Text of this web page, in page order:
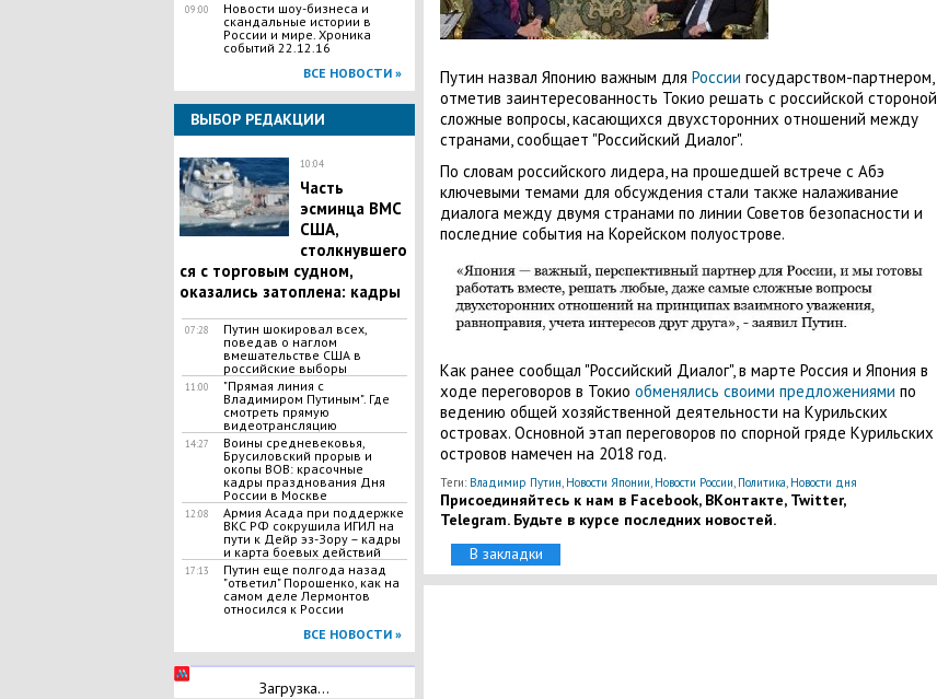
09:00
Новости шоу-бизнеса и
скандальные истории в
России и мире. Хроника
событий 22.12.16
ВСЕ НОВОСТИ »
ВЫБОР РЕДАКЦИИ
10:04
Часть
эсминца ВМС
США,
столкнувшего
ся с торговым судном,
оказались затоплена: кадры
07:28
Путин шокировал всех,
поведав о наглом
вмешательстве США в
российские выборы
11:00
"Прямая линия с
Владимиром Путиным". Где
смотреть прямую
видеотрансляцию
14:27
Воины средневековья,
Брусиловский прорыв и
окопы ВОВ: красочные
кадры празднования Дня
России в Москве
12:08
Армия Асада при поддержке
ВКС РФ сокрушила ИГИЛ на
пути к Дейр эз-Зору – кадры
и карта боевых действий
17:13
Путин еще полгода назад
"ответил" Порошенко, как на
самом деле Лермонтов
относился к России
ВСЕ НОВОСТИ »
Загрузка...
Путин назвал Японию важным для России государством-партнером,
отметив заинтересованность Токио решать с российской стороной
сложные вопросы, касающихся двухсторонних отношений между
странами, сообщает "Российский Диалог".
По словам российского лидера, на прошедшей встрече с Абэ
ключевыми темами для обсуждения стали также налаживание
диалога между двумя странами по линии Советов безопасности и
последние события на Корейском полуострове.
Как ранее сообщал "Российский Диалог", в марте Россия и Япония в
ходе переговоров в Токио обменялись своими предложениями по
ведению общей хозяйственной деятельности на Курильских
островах. Основной этап переговоров по спорной гряде Курильских
островов намечен на 2018 год.
Теги: Владимир Путин, Новости Японии, Новости России, Политика, Новости дня
Присоединяйтесь к нам в Facebook, ВКонтакте, Twitter,
Telegram. Будьте в курсе последних новостей.
В закладки